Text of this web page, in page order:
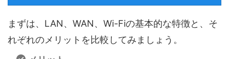
まずは、LAN、WAN、Wi-Fiの基本的な特徴と、そ
れぞれのメリットを比較してみましょう。